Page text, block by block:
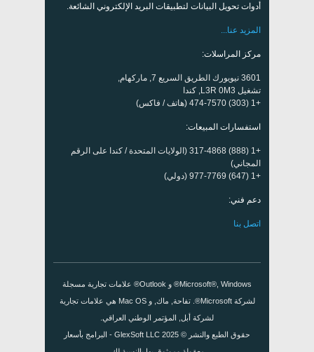
أدوات تحويل البيانات لتطبيقات البريد الإلكتروني الشائعة.
المزيد عنا...
مركز المراسلات:
3601 نيويورك الطريق السريع 7, ماركهام,
تشغيل L3R 0M3, كندا
+1 (303) 474-7570 (هاتف / فاكس)
استفسارات المبيعات:
+1 (888) 317-4868 (الولايات المتحدة / كندا على الرقم
المجاني)
+1 (647) 977-7769 (دولي)
دعم فني:
اتصل بنا
Microsoft®, Windows® و Outlook® علامات تجارية مسجلة
لشركة Microsoft®. تفاحة, ماك, و Mac OS هي علامات تجارية
لشركة أبل, المؤتمر الوطني العراقي.
حقوق الطبع والنشر © 2025
GlexSoft LLC - البرامج بأسعار